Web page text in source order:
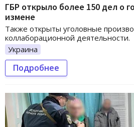
ГБР открыло более 150 дел о
измене
Также открыты уголовные
коллаборационной деятельности.
Украина
Подробнее